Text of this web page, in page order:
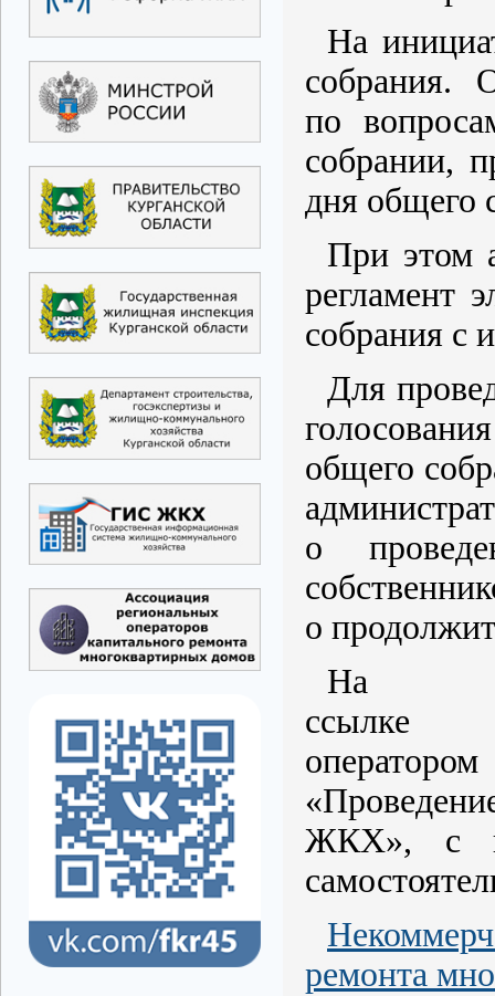
На
собрания.
по
собрании,
дня общего
При этом
регламент
собрания с
Для
общего
о
о
На
ЖКХ», с
ремонта